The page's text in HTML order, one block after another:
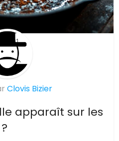
Clovis Bizier
apparaît sur les